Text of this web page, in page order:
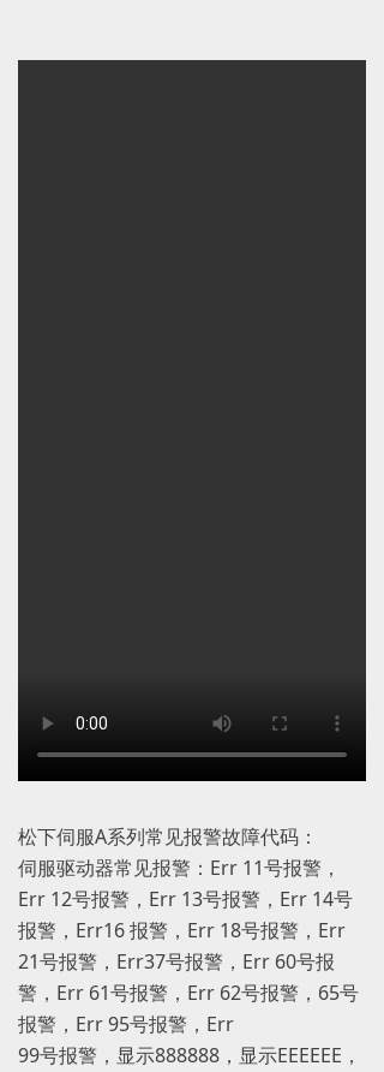
松下伺服A系列常见报警故障代码：
伺服驱动器常见报警：Err 11号报警，
Err 12号报警，Err 13号报警，Err 14号
报警，Err16 报警，Err 18号报警，Err
21号报警，Err37号报警，Err 60号报
警，Err 61号报警，Err 62号报警，65号
报警，Err 95号报警，Err
99号报警，显示888888，显示EEEEEE，